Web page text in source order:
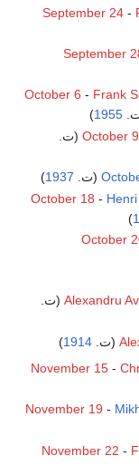
September 24-
September
October 6 - Frank
1955
)
October 9
1937
)
October 18 -
)
October
Alexandru
1914
)
November 15-
November 19 -
November 22 -